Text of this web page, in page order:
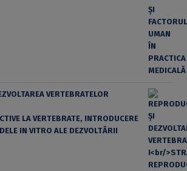
VERTEBRATELOR
LA VERTEBRATE, INTRODUCERE
IN VITRO ALE DEZVOLTĂRII